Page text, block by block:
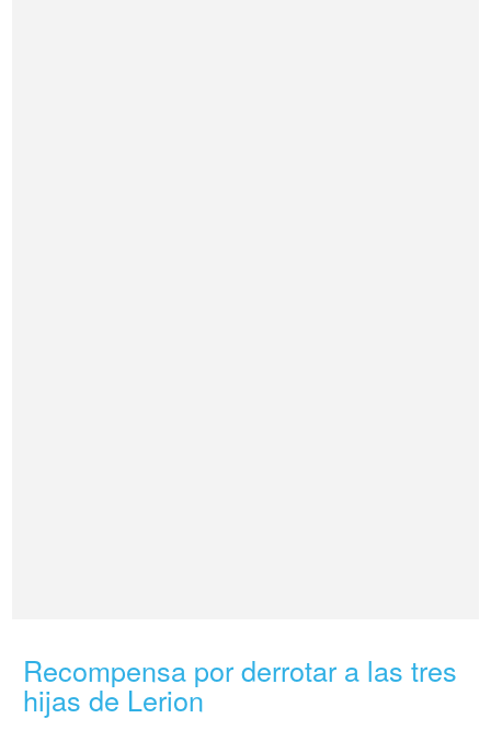
Recompensa por derrotar a las tres
hijas de Lerion